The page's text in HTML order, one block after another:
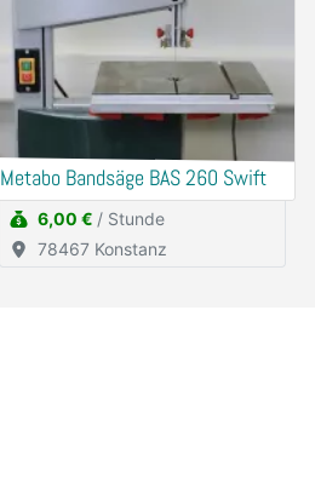
Metabo Bandsäge BAS 260 Swift
6,00 € / Stunde
78467 Konstanz